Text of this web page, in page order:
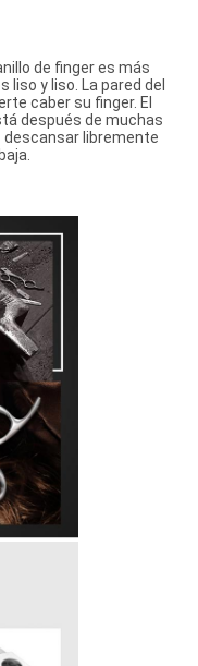
de finger es más
liso y liso. La pared del
caber su finger. El
después de muchas
descansar libremente